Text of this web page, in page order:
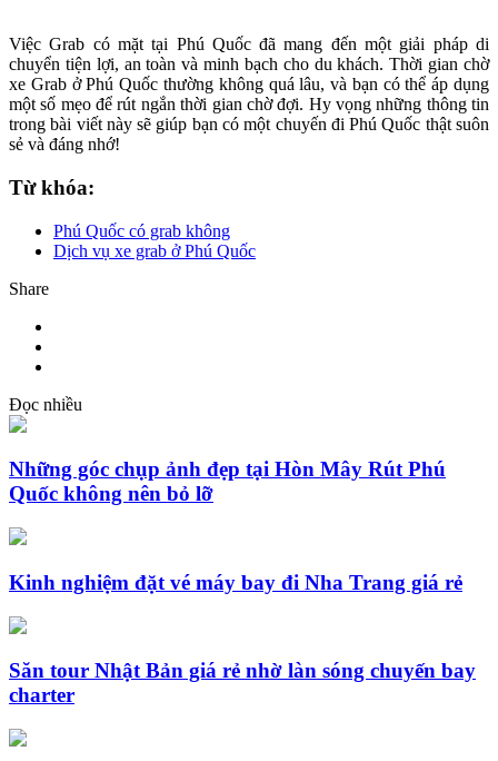
Việc Grab có mặt tại Phú Quốc đã mang đến một giải pháp di
chuyển tiện lợi, an toàn và minh bạch cho du khách. Thời gian chờ
xe Grab ở Phú Quốc thường không quá lâu, và bạn có thể áp dụng
một số mẹo để rút ngắn thời gian chờ đợi. Hy vọng những thông tin
trong bài viết này sẽ giúp bạn có một chuyến đi Phú Quốc thật suôn
sẻ và đáng nhớ!
Từ khóa:
Phú Quốc có grab không
Dịch vụ xe grab ở Phú Quốc
Share
Đọc nhiều
Những góc chụp ảnh đẹp tại Hòn Mây Rút Phú
Quốc không nên bỏ lỡ
Kinh nghiệm đặt vé máy bay đi Nha Trang giá rẻ
Săn tour Nhật Bản giá rẻ nhờ làn sóng chuyến bay
charter